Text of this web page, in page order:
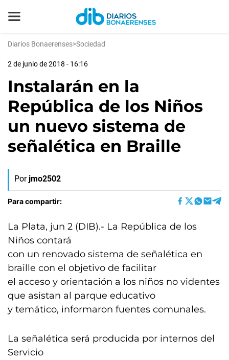
Diarios Bonaerenses>Sociedad
2 de junio de 2018 - 16:16
Instalarán en la
República de los Niños
un nuevo sistema de
señalética en Braille
Por jmo2502
Para compartir:
La Plata, jun 2 (DIB).- La República de los
Niños contará
con un renovado sistema de señalética en
braille con el objetivo de facilitar
el acceso y orientación a los niños no videntes
que asistan al parque educativo
y temático, informaron fuentes comunales.
La señalética será producida por internos del
Servicio